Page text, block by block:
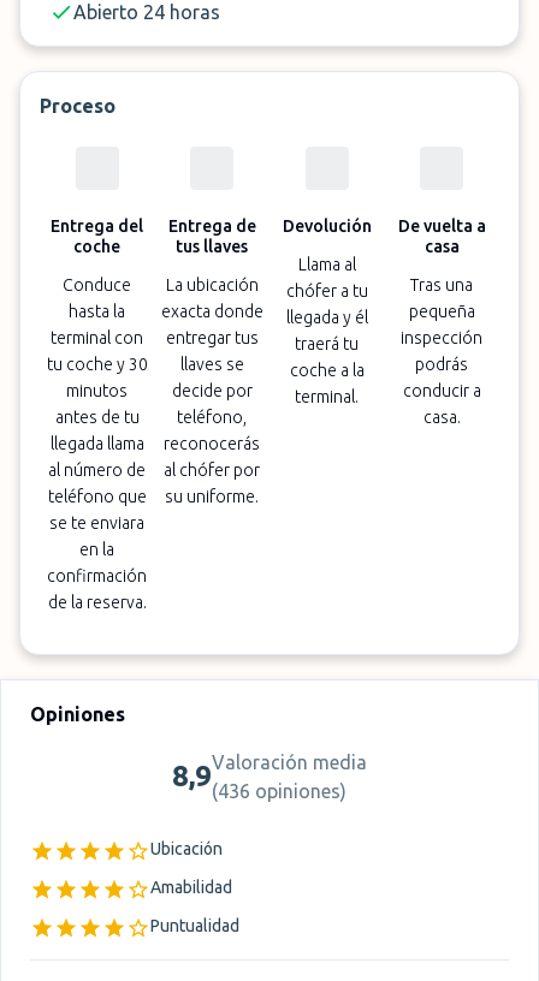
Abierto 24 horas
Proceso
Entrega del
coche
Conduce
hasta la
terminal con
tu coche y 30
minutos
antes de tu
llegada llama
al número de
teléfono que
se te enviara
en la
confirmación
de la reserva.
Entrega de
tus llaves
La ubicación
exacta donde
entregar tus
llaves se
decide por
teléfono,
reconocerás
al chófer por
su uniforme.
Devolución
Llama al
chófer a tu
llegada y él
traerá tu
coche a la
terminal.
De vuelta a
casa
Tras una
pequeña
inspección
podrás
conducir a
casa.
Opiniones
8,9Valoración media
(436 opiniones)
Ubicación
Amabilidad
Puntualidad